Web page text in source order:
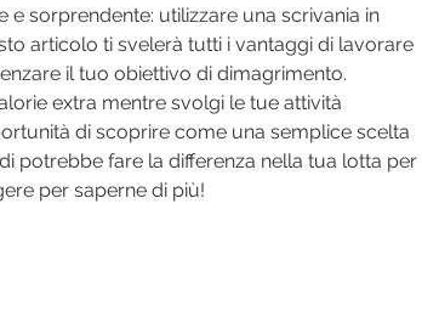
e sorprendente: utilizzare una scrivania in
articolo ti svelerà tutti i vantaggi di lavorare
il tuo obiettivo di dimagrimento.
extra mentre svolgi le tue attività
di scoprire come una semplice scelta
potrebbe fare la differenza nella tua lotta per
per saperne di più!